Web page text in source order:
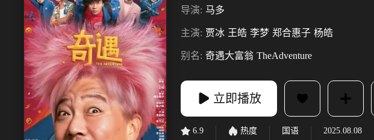
导演: 马多
主演: 贾冰 王皓 李梦 郑合惠子 杨皓
别名: 奇遇大富翁 TheAdventure
立即播放
6.9 热度 国语 2025.08.08